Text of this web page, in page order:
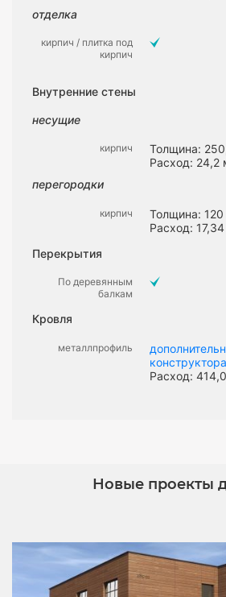
отделка
кирпич / плитка под
кирпич
Внутренние стены
несущие
кирпич
Толщина:
Расход: 24,2
перегородки
кирпич
Толщина:
Расход:
Перекрытия
По деревянным
балкам
Кровля
металлпрофиль
Расход:
Новые проекты